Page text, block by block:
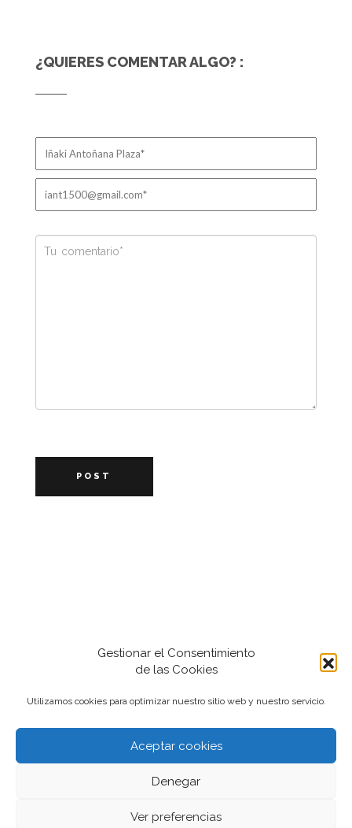
Gestionar el Consentimiento
de las Cookies
Utilizamos cookies para optimizar nuestro sitio web y nuestro servicio.
Aceptar cookies
Denegar
Ver preferencias
¿QUIERES COMENTAR ALGO? :
POST